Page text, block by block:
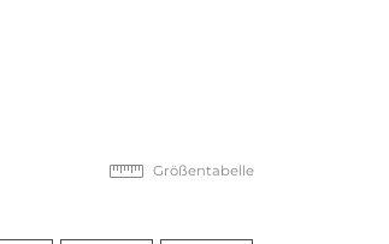
Größentabelle